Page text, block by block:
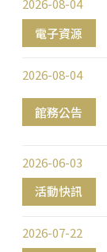
電子資源
2026-08-04
館務公告
2026-08-04
活動快訊
2026-06-03
2026-07-22